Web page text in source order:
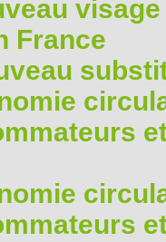
France